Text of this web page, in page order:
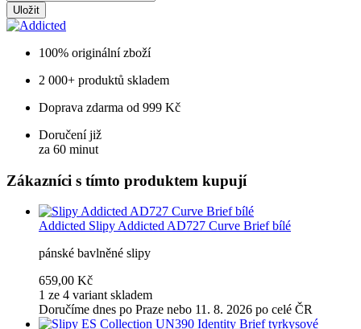
Uložit
100% originální zboží
2 000+ produktů skladem
Doprava zdarma od 999 Kč
Doručení již
za 60 minut
Zákazníci s tímto produktem kupují
Addicted Slipy Addicted AD727 Curve Brief bílé
pánské bavlněné slipy
659,00 Kč
1 ze 4 variant skladem
Doručíme dnes po Praze nebo 11. 8. 2026 po celé ČR